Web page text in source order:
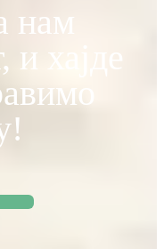
нам
хајде